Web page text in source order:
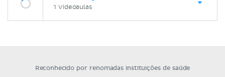
1 Videoaulas
Reconhecido por renomadas instituições de saúde